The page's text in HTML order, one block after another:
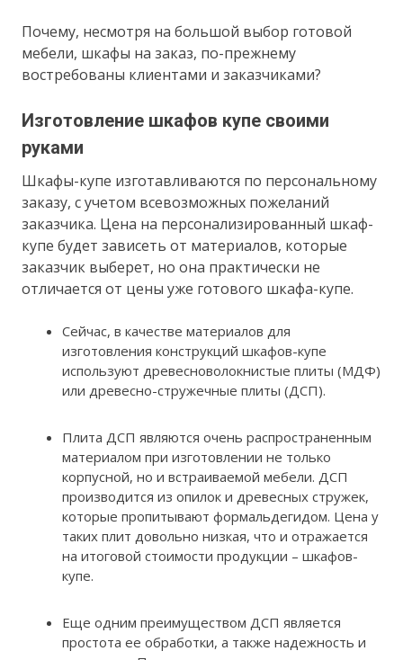
Почему, несмотря на большой выбор готовой
мебели, шкафы на заказ, по-прежнему
востребованы клиентами и заказчиками?
Изготовление шкафов купе своими
руками
Шкафы-купе изготавливаются по персональному
заказу, с учетом всевозможных пожеланий
заказчика. Цена на персонализированный шкаф-
купе будет зависеть от материалов, которые
заказчик выберет, но она практически не
отличается от цены уже готового шкафа-купе.
Сейчас, в качестве материалов для
изготовления конструкций шкафов-купе
используют древесноволокнистые плиты (МДФ)
или древесно-стружечные плиты (ДСП).
Плита ДСП являются очень распространенным
материалом при изготовлении не только
корпусной, но и встраиваемой мебели. ДСП
производится из опилок и древесных стружек,
которые пропитывают формальдегидом. Цена у
таких плит довольно низкая, что и отражается
на итоговой стоимости продукции – шкафов-
купе.
Еще одним преимуществом ДСП является
простота ее обработки, а также надежность и